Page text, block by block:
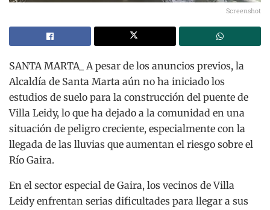
Screenshot
SANTA MARTA_ A pesar de los anuncios previos, la
Alcaldía de Santa Marta aún no ha iniciado los
estudios de suelo para la construcción del puente de
Villa Leidy, lo que ha dejado a la comunidad en una
situación de peligro creciente, especialmente con la
llegada de las lluvias que aumentan el riesgo sobre el
Río Gaira.
En el sector especial de Gaira, los vecinos de Villa
Leidy enfrentan serias dificultades para llegar a sus